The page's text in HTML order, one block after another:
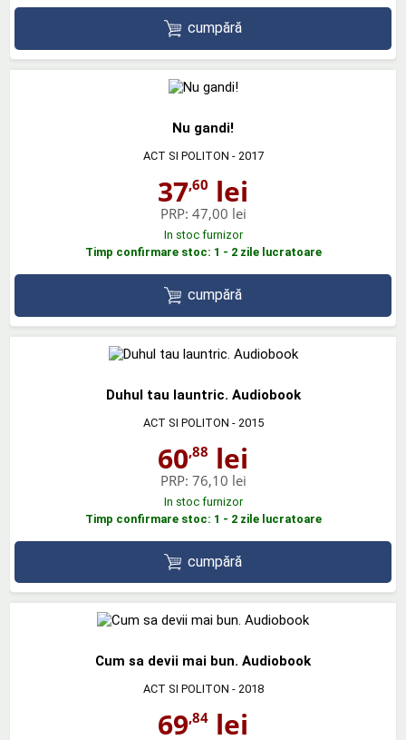
cumpără
Nu gandi!
ACT SI POLITON - 2017
37,60 lei
PRP: 47,00 lei
In stoc furnizor
Timp confirmare stoc: 1 - 2 zile lucratoare
cumpără
Duhul tau launtric. Audiobook
ACT SI POLITON - 2015
60,88 lei
PRP: 76,10 lei
In stoc furnizor
Timp confirmare stoc: 1 - 2 zile lucratoare
cumpără
Cum sa devii mai bun. Audiobook
ACT SI POLITON - 2018
69,84 lei